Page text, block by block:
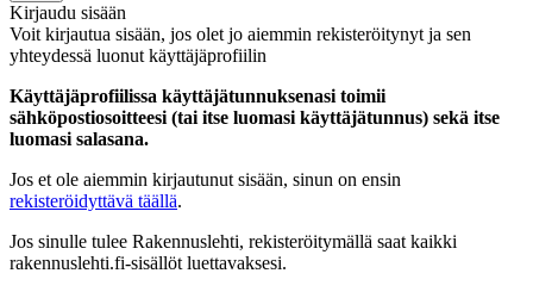
Kirjaudu sisään
Voit kirjautua sisään, jos olet jo aiemmin rekisteröitynyt ja sen
yhteydessä luonut käyttäjäprofiilin
Käyttäjäprofiilissa käyttäjätunnuksenasi toimii
sähköpostiosoitteesi (tai itse luomasi käyttäjätunnus) sekä itse
luomasi salasana.
Jos et ole aiemmin kirjautunut sisään, sinun on ensin
rekisteröidyttävä täällä.
Jos sinulle tulee Rakennuslehti, rekisteröitymällä saat kaikki
rakennuslehti.fi-sisällöt luettavaksesi.